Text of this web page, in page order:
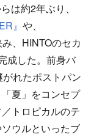
は約2年ぶり、
』 や、
、HINTOのセカ
成した。前身バ
れたポストパン
夏」をコンセプ
トロピカルのテ
ウルといったブ